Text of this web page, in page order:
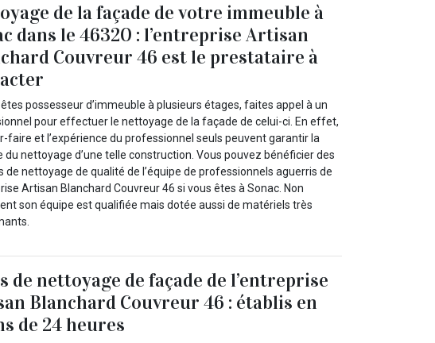
de la façade de votre immeuble à
dans le 46320 : l’entreprise Artisan
Couvreur 46 est le prestataire à
possesseur d’immeuble à plusieurs étages, faites appel à un
pour effectuer le nettoyage de la façade de celui-ci. En effet,
faire et l’expérience du professionnel seuls peuvent garantir la
du nettoyage d’une telle construction. Vous pouvez bénéficier des
de nettoyage de qualité de l’équipe de professionnels aguerris de
Artisan Blanchard Couvreur 46 si vous êtes à Sonac. Non
son équipe est qualifiée mais dotée aussi de matériels très
de nettoyage de façade de l’entreprise
Blanchard Couvreur 46 : établis en
de 24 heures